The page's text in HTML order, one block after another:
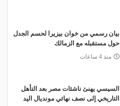
بيان رسمي من خوان بيزيرا لحسم الجدل
حول مستقبله مع الزمالك
منذ 4 ساعات
السيسي يهنئ ناشئات مصر بعد التأهل
التاريخي إلى نصف نهائي مونديال اليد